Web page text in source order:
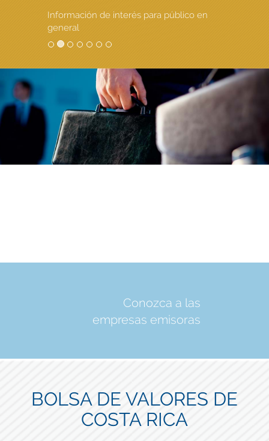
Información de interés para público en
general
Conozca a las
empresas emisoras
BOLSA DE VALORES DE
COSTA RICA